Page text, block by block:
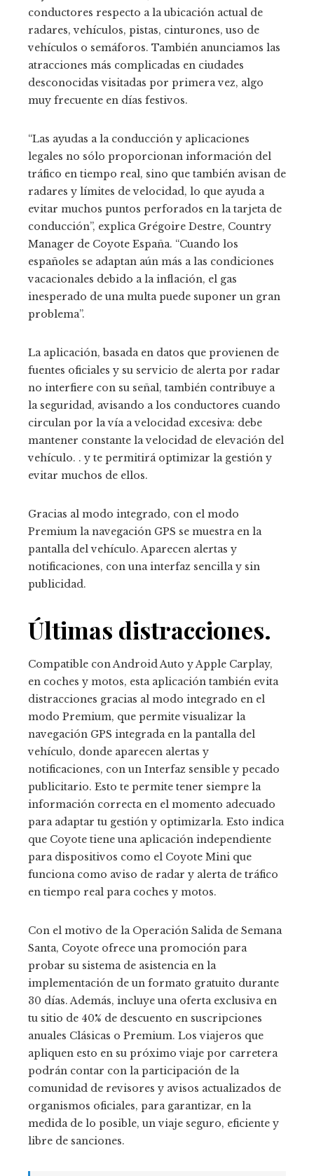
conductores respecto a la ubicación actual de
radares, vehículos, pistas, cinturones, uso de
vehículos o semáforos. También anunciamos las
atracciones más complicadas en ciudades
desconocidas visitadas por primera vez, algo
muy frecuente en días festivos.
“Las ayudas a la conducción y aplicaciones
legales no sólo proporcionan información del
tráfico en tiempo real, sino que también avisan de
radares y límites de velocidad, lo que ayuda a
evitar muchos puntos perforados en la tarjeta de
conducción”, explica Grégoire Destre, Country
Manager de Coyote España. “Cuando los
españoles se adaptan aún más a las condiciones
vacacionales debido a la inflación, el gas
inesperado de una multa puede suponer un gran
problema”.
La aplicación, basada en datos que provienen de
fuentes oficiales y su servicio de alerta por radar
no interfiere con su señal, también contribuye a
la seguridad, avisando a los conductores cuando
circulan por la vía a velocidad excesiva: debe
mantener constante la velocidad de elevación del
vehículo. . y te permitirá optimizar la gestión y
evitar muchos de ellos.
Gracias al modo integrado, con el modo
Premium la navegación GPS se muestra en la
pantalla del vehículo. Aparecen alertas y
notificaciones, con una interfaz sencilla y sin
publicidad.
Últimas distracciones.
Compatible con Android Auto y Apple Carplay,
en coches y motos, esta aplicación también evita
distracciones gracias al modo integrado en el
modo Premium, que permite visualizar la
navegación GPS integrada en la pantalla del
vehículo, donde aparecen alertas y
notificaciones, con un Interfaz sensible y pecado
publicitario. Esto te permite tener siempre la
información correcta en el momento adecuado
para adaptar tu gestión y optimizarla. Esto indica
que Coyote tiene una aplicación independiente
para dispositivos como el Coyote Mini que
funciona como aviso de radar y alerta de tráfico
en tiempo real para coches y motos.
Con el motivo de la Operación Salida de Semana
Santa, Coyote ofrece una promoción para
probar su sistema de asistencia en la
implementación de un formato gratuito durante
30 días. Además, incluye una oferta exclusiva en
tu sitio de 40% de descuento en suscripciones
anuales Clásicas o Premium. Los viajeros que
apliquen esto en su próximo viaje por carretera
podrán contar con la participación de la
comunidad de revisores y avisos actualizados de
organismos oficiales, para garantizar, en la
medida de lo posible, un viaje seguro, eficiente y
libre de sanciones.